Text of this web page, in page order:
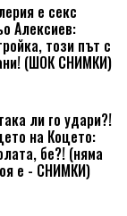
е секс
Алексиев:
този път с
(ШОК СНИМКИ)
ли го удари?!
на Коцето:
бе?! (няма
е - СНИМКИ)